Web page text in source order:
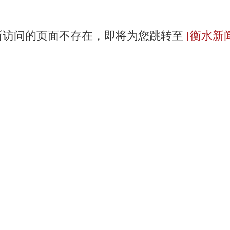
问的页面不存在，即将为您跳转至 [衡水新